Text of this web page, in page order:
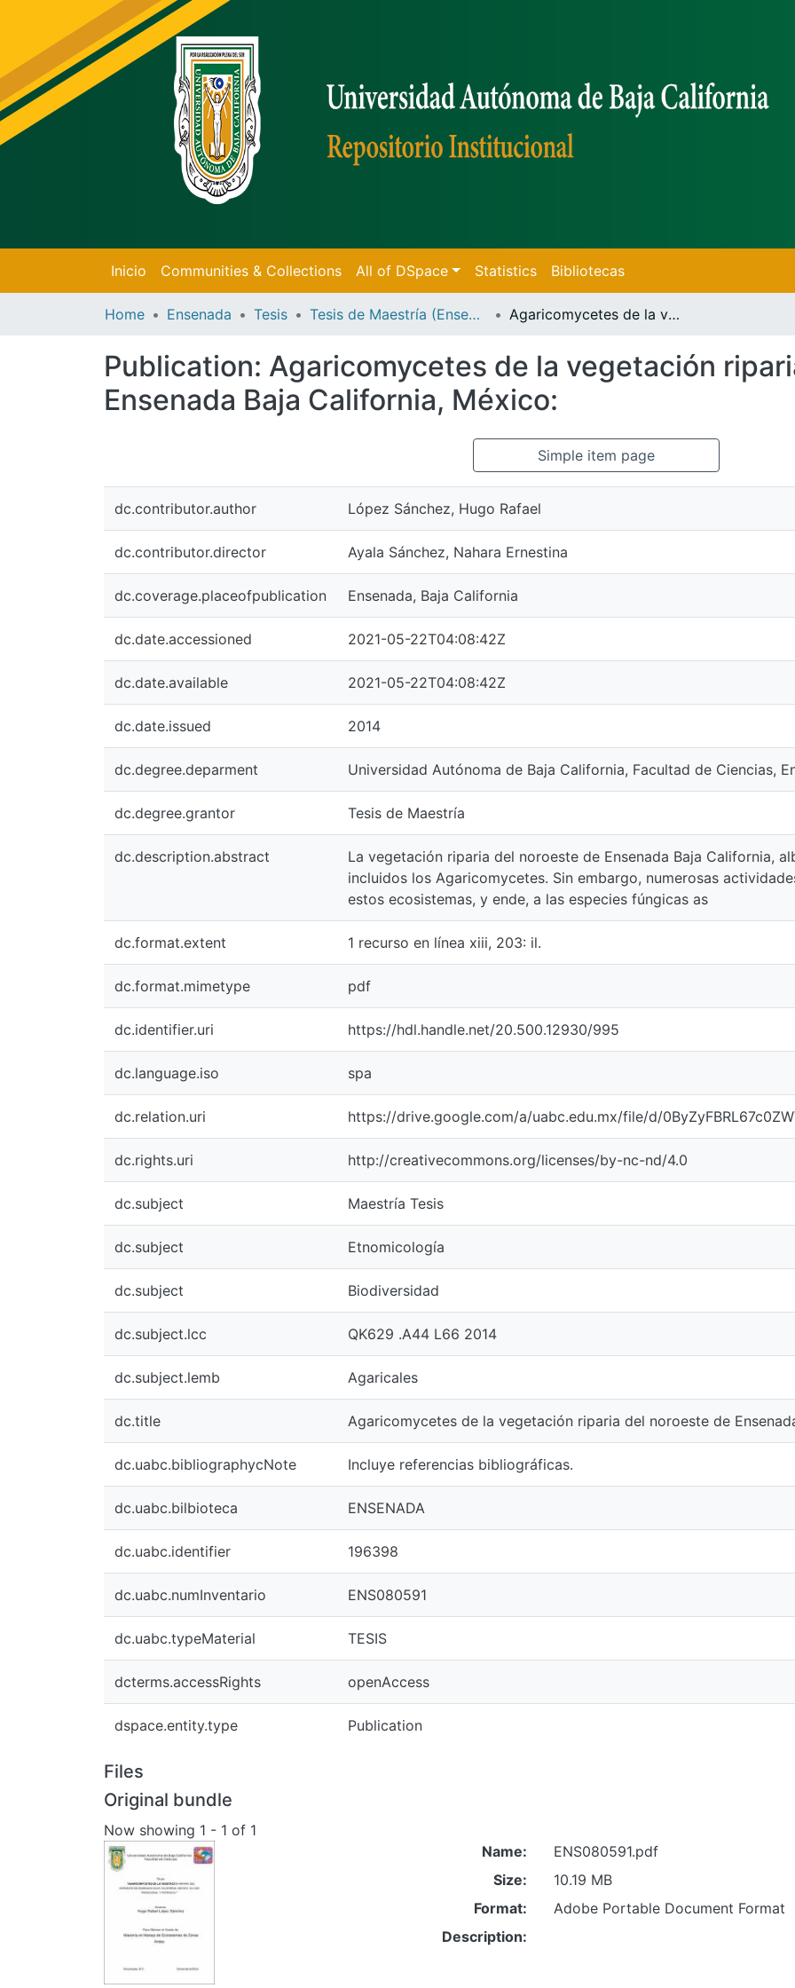
Inicio Communities & Collections All of DSpace Statistics Bibliotecas
Home Ensenada Tesis Tesis de Maestría (Ensenada) Agaricomycetes de la vegetación riparia del noroeste de Ensenada Baja California, México:
Publication: Agaricomycetes de la vegetación
Ensenada Baja California, México:
Simple item page
dc.contributor.author López Sánchez, Hugo Rafael
dc.contributor.director Ayala Sánchez, Nahara Ernestina
dc.coverage.placeofpublication Ensenada, Baja California
dc.date.accessioned 2021-05-22T04:08:42Z
dc.date.available 2021-05-22T04:08:42Z
dc.date.issued 2014
dc.degree.deparment Universidad Autónoma de Baja California, Facultad de Ciencias,
dc.degree.grantor Tesis de Maestría
dc.description.abstract
La vegetación riparia del noroeste de Ensenada Baja California,
incluidos los Agaricomycetes. Sin embargo, numerosas
estos ecosistemas, y ende, a las especies fúngicas as
dc.format.extent 1 recurso en línea xiii, 203: il.
dc.format.mimetype pdf
dc.identifier.uri https://hdl.handle.net/20.500.12930/995
dc.language.iso spa
dc.relation.uri https://drive.google.com/a/uabc.edu.mx/file/d/
dc.rights.uri http://creativecommons.org/licenses/by-nc-nd/4.0
dc.subject Maestría Tesis
dc.subject Etnomicología
dc.subject Biodiversidad
dc.subject.lcc QK629 .A44 L66 2014
dc.subject.lemb Agaricales
dc.title Agaricomycetes de la vegetación riparia del noroeste de
dc.uabc.bibliographycNote Incluye referencias bibliográficas.
dc.uabc.bilbioteca ENSENADA
dc.uabc.identifier 196398
dc.uabc.numInventario ENS080591
dc.uabc.typeMaterial TESIS
dcterms.accessRights openAccess
dspace.entity.type Publication
Files
Original bundle
Now showing 1 - 1 of 1
Name:
ENS080591.pdf
Size:
10.19 MB
Format:
Adobe Portable Document Format
Description: